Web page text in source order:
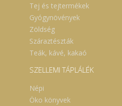
Tej és tejtermékek
Gyógynövények
Zöldség
Száraztészták
Teák, kávé, kakaó
SZELLEMI TÁPLÁLÉK
Népi
Öko könyvek